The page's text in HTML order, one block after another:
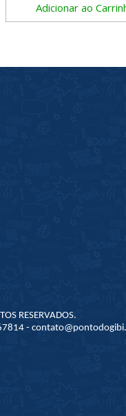
Adicionar ao
RESERVADOS.
-